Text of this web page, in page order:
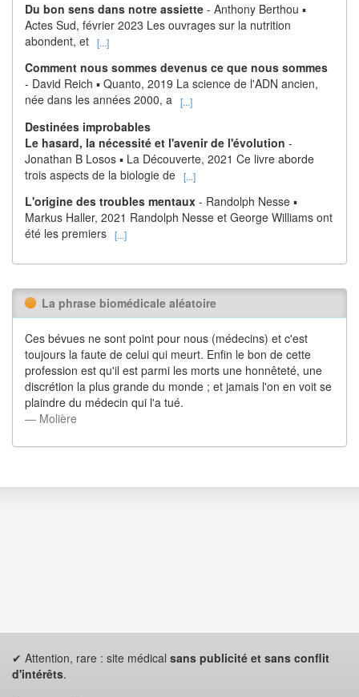
Du bon sens dans notre assiette - Anthony Berthou ▪
Actes Sud, février 2023 Les ouvrages sur la nutrition
abondent, et [...]
Comment nous sommes devenus ce que nous sommes
- David Reich ▪ Quanto, 2019 La science de l'ADN ancien,
née dans les années 2000, a [...]
Destinées improbables
Le hasard, la nécessité et l'avenir de l'évolution -
Jonathan B Losos ▪ La Découverte, 2021 Ce livre aborde
trois aspects de la biologie de [...]
L'origine des troubles mentaux - Randolph Nesse ▪
Markus Haller, 2021 Randolph Nesse et George Williams ont
été les premiers [...]
La phrase biomédicale aléatoire
Ces bévues ne sont point pour nous (médecins) et c'est
toujours la faute de celui qui meurt. Enfin le bon de cette
profession est qu'il est parmi les morts une honnêteté, une
discrétion la plus grande du monde ; et jamais l'on en voit se
plaindre du médecin qui l'a tué.
― Molière
✔ Attention, rare : site médical sans publicité et sans conflit
d'intérêts.